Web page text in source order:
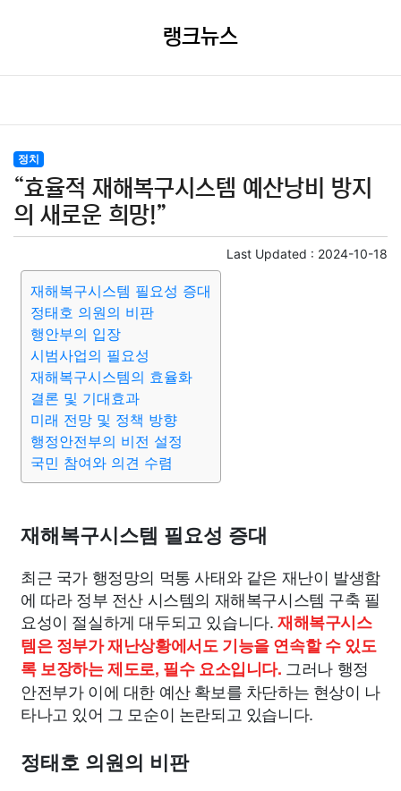
랭크뉴스
정치
“효율적 재해복구시스템 예산낭비 방지
의 새로운 희망!”
Last Updated : 2024-10-18
재해복구시스템 필요성 증대
정태호 의원의 비판
행안부의 입장
시범사업의 필요성
재해복구시스템의 효율화
결론 및 기대효과
미래 전망 및 정책 방향
행정안전부의 비전 설정
국민 참여와 의견 수렴
재해복구시스템 필요성 증대
최근 국가 행정망의 먹통 사태와 같은 재난이 발생함
에 따라 정부 전산 시스템의 재해복구시스템 구축 필
요성이 절실하게 대두되고 있습니다.재해복구시스
템은 정부가 재난상황에서도 기능을 연속할 수 있도
록 보장하는 제도로, 필수 요소입니다. 그러나 행정
안전부가 이에 대한 예산 확보를 차단하는 현상이 나
타나고 있어 그 모순이 논란되고 있습니다.
정태호 의원의 비판